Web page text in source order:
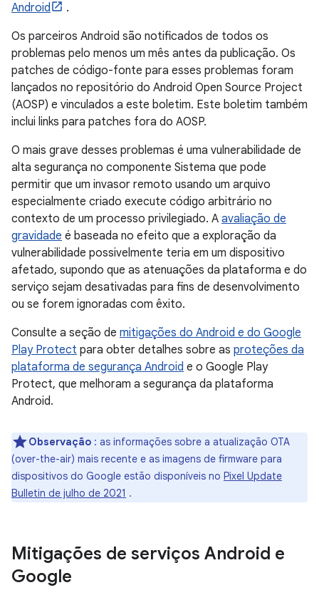
Android
.
Os parceiros Android são notificados de todos os
problemas pelo menos um mês antes da publicação. Os
patches de código-fonte para esses problemas foram
lançados no repositório do Android Open Source Project
(AOSP) e vinculados a este boletim. Este boletim também
inclui links para patches fora do AOSP.
O mais grave desses problemas é uma vulnerabilidade de
alta segurança no componente Sistema que pode
permitir que um invasor remoto usando um arquivo
especialmente criado execute código arbitrário no
contexto de um processo privilegiado. A avaliação de
gravidade é baseada no efeito que a exploração da
vulnerabilidade possivelmente teria em um dispositivo
afetado, supondo que as atenuações da plataforma e do
serviço sejam desativadas para fins de desenvolvimento
ou se forem ignoradas com êxito.
Consulte a seção de mitigações do Android e do Google
Play Protect para obter detalhes sobre as proteções da
plataforma de segurança Android e o Google Play
Protect, que melhoram a segurança da plataforma
Android.
Observação : as informações sobre a atualização OTA
(over-the-air) mais recente e as imagens de firmware para
dispositivos do Google estão disponíveis no Pixel Update
Bulletin de julho de 2021 .
Mitigações de serviços Android e
Google